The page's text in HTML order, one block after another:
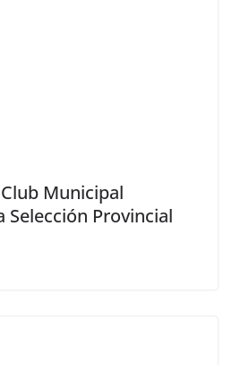
Municipal
Selección Provincial